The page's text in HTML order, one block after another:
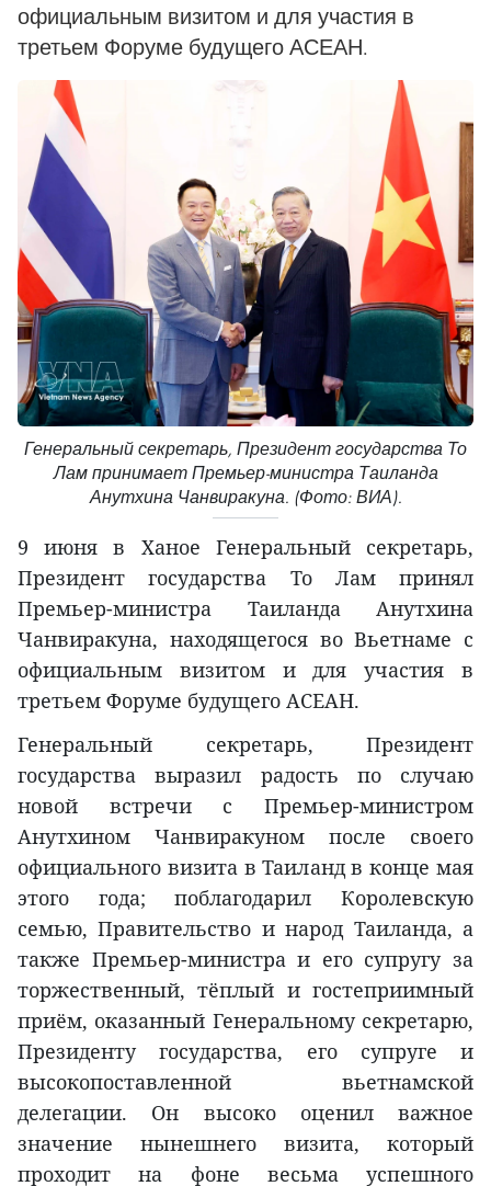
официальным визитом и для участия в
третьем Форуме будущего АСЕАН.
Генеральный секретарь, Президент государства То
Лам принимает Премьер-министра Таиланда
Анутхина Чанвиракуна. (Фото: ВИА).
9 июня в Ханое Генеральный секретарь,
Президент государства То Лам принял
Премьер-министра Таиланда Анутхина
Чанвиракуна, находящегося во Вьетнаме с
официальным визитом и для участия в
третьем Форуме будущего АСЕАН.
Генеральный секретарь, Президент
государства выразил радость по случаю
новой встречи с Премьер-министром
Анутхином Чанвиракуном после своего
официального визита в Таиланд в конце мая
этого года; поблагодарил Королевскую
семью, Правительство и народ Таиланда, а
также Премьер-министра и его супругу за
торжественный, тёплый и гостеприимный
приём, оказанный Генеральному секретарю,
Президенту государства, его супруге и
высокопоставленной вьетнамской
делегации. Он высоко оценил важное
значение нынешнего визита, который
проходит на фоне весьма успешного